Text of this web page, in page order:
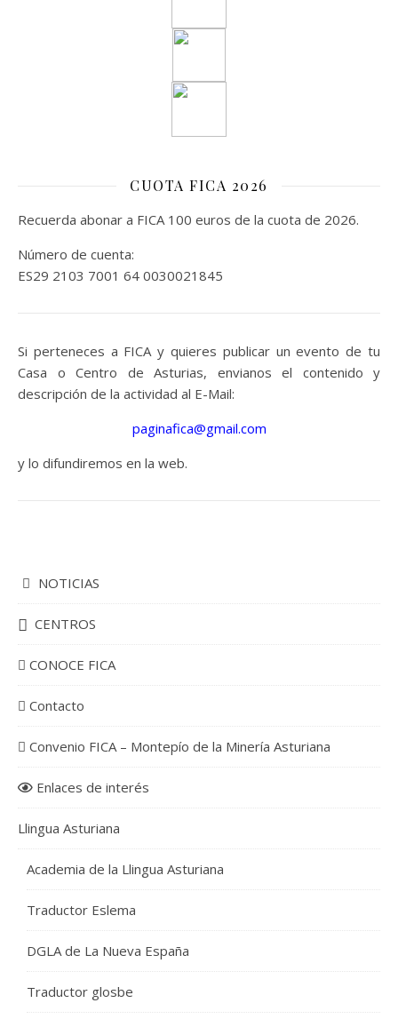
CUOTA FICA 2026
Recuerda abonar a FICA 100 euros de la cuota de 2026.
Número de cuenta:
ES29 2103 7001 64 0030021845
Si perteneces a FICA y quieres publicar un evento de tu
Casa o Centro de Asturias, envianos el contenido y
descripción de la actividad al E-Mail:
paginafica@gmail.com
y lo difundiremos en la web.
NOTICIAS
CENTROS
CONOCE FICA
Contacto
Convenio FICA – Montepío de la Minería Asturiana
Enlaces de interés
Llingua Asturiana
Academia de la Llingua Asturiana
Traductor Eslema
DGLA de La Nueva España
Traductor glosbe